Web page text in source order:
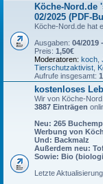
Köche-Nord.de
02/2025 (PDF-
Köche-Nord.de hat
Ausgaben: 04/2019
Preis: 1,50€
Moderatoren: koch
Tierschutzaktivist
Aufrufe insgesamt:
kostenloses
Wir von Köche-
3887 Einträgen
Neu: 265
Werbung von
Und: Backmalz
Außerdem neu:
Sowie: Bio
Letzte